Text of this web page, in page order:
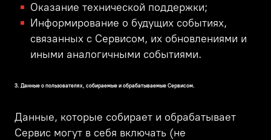
Оказание технической поддержки;
Информирование о будущих событиях,
связанных с Сервисом, их обновлениями и
иными аналогичными событиями.
3. Данные о пользователях, собираемые и обрабатываемые Сервисом.
Данные, которые собирает и обрабатывает
Сервис могут в себя включать (не